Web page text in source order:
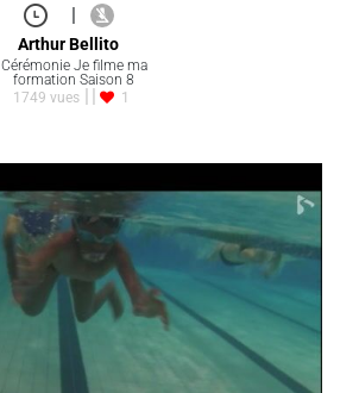
|
Arthur Bellito
Cérémonie Je filme ma
formation Saison 8
1749 vues
1